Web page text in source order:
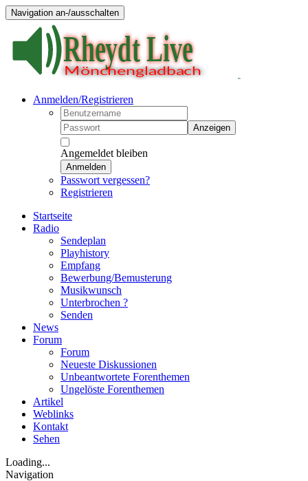
Navigation an-/ausschalten
Anmelden/Registrieren
Anzeigen
Angemeldet bleiben
Anmelden
Passwort vergessen?
Registrieren
Startseite
Radio
Sendeplan
Playhistory
Empfang
Bewerbung/Bemusterung
Musikwunsch
Unterbrochen ?
Senden
News
Forum
Forum
Neueste Diskussionen
Unbeantwortete Forenthemen
Ungelöste Forenthemen
Artikel
Weblinks
Kontakt
Sehen
Loading...
Navigation